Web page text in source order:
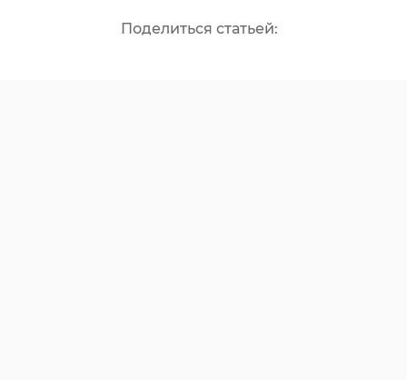
Поделиться статьей: